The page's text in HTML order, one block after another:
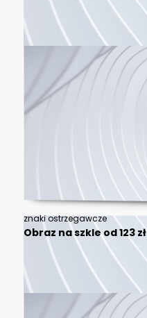
znaki ostrzegawcze
Obraz na szkle od 123 zł